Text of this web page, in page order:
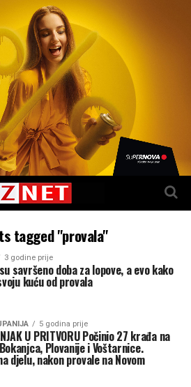
tagged "provala"
3 godine prije
savršeno doba za lopove, a evo kako
kuću od provala
5 godina prije
U PRITVORU Počinio 27 krađa na
Plovanije i Voštarnice.
djelu, nakon provale na Novom